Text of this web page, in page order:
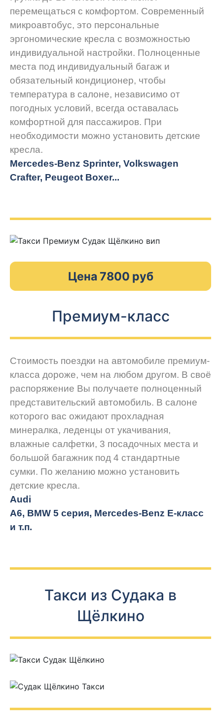
перемещаться с комфортом. Современный
микроавтобус, это персональные
эргономические кресла с возможностью
индивидуальной настройки. Полноценные
места под индивидуальный багаж и
обязательный кондиционер, чтобы
температура в салоне, независимо от
погодных условий, всегда оставалась
комфортной для пассажиров. При
необходимости можно установить детские
кресла.
Mercedes-Benz Sprinter, Volkswagen
Crafter, Peugeot Boxer...
Цена 7800 руб
Премиум-класс
Стоимость поездки на автомобиле премиум-
класса дороже, чем на любом другом. В своё
распоряжение Вы получаете полноценный
представительский автомобиль. В салоне
которого вас ожидают прохладная
минералка, леденцы от укачивания,
влажные салфетки, 3 посадочных места и
большой багажник под 4 стандартные
сумки. По желанию можно установить
детские кресла.
Audi
A6, BMW 5 серия, Mercedes-Benz E-класс
и т.п.
Такси из Судака в
Щёлкино